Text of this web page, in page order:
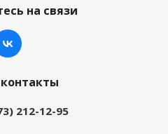
на связи
212-12-95